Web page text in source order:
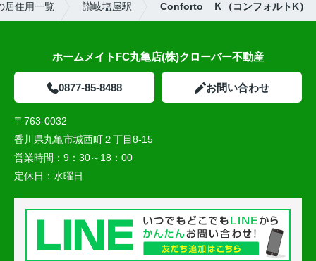
居住用一覧 讃岐塩屋駅 Conforto Ｋ（コンフォルトK）
ホームメイトFC丸亀店(株)クローバー不動産
0877-85-8488 お問い合わせ
〒763-0032
香川県丸亀市城西町２丁目8-15
営業時間： 9：30～18：00
定休日： 水曜日